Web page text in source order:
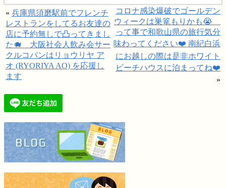
« 兵庫県須磨駅前でフレンチ
レストランをしてるお友達の
店に予約無しで凸ってきまし
た🐗 大阪社会人飲み会サー
クルコパンはリョウリヤ ア
オ (RYORIYA AO) を応援し
ます
コロナ感染爆破でゴールデン
ウィークは巣篭もりかも😭
って事で和歌山県の旅行気分
味わってください❤️ 南紀白浜
にお越しの際は是非ホワイト
ビーチハウスに泊まってね❤️
»